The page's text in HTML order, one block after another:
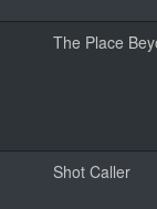
The Place
Shot Caller